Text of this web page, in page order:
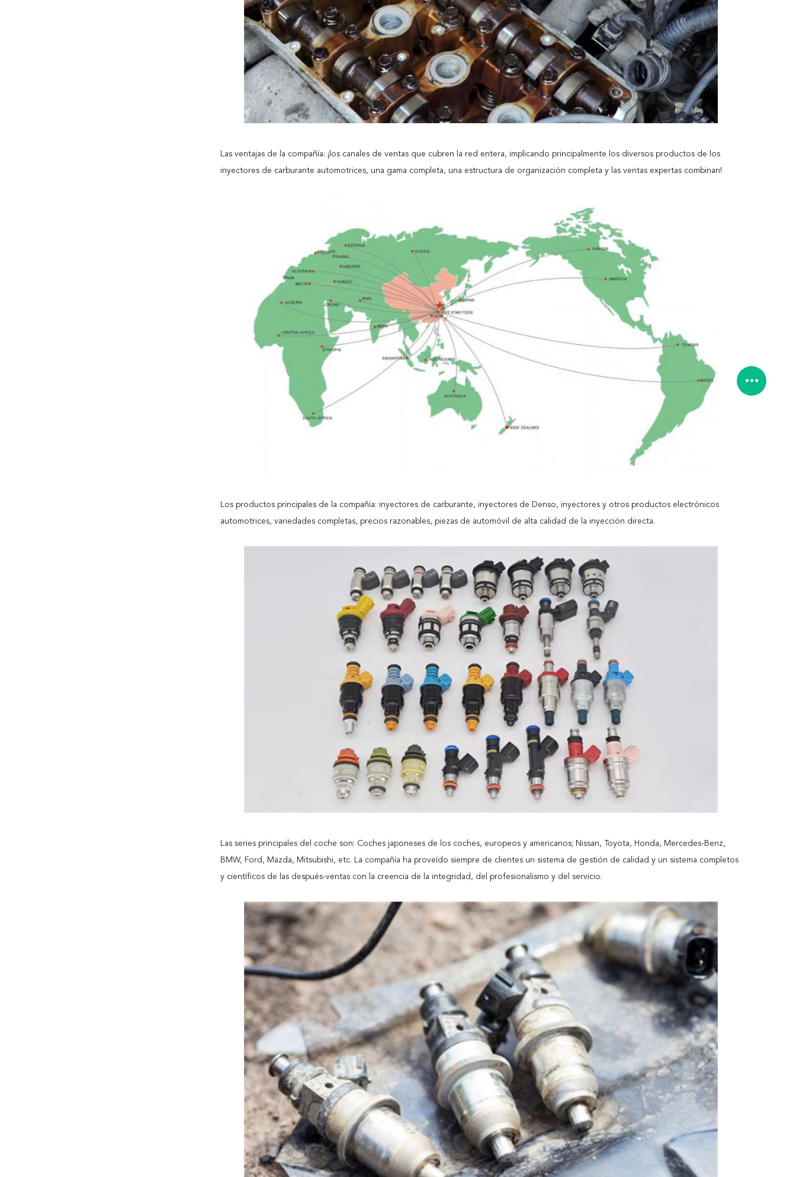
Deja un mensaje
¡Te llamaremos pronto!
Las ventajas de la compañía: ¡los canales de ventas que cubren la red entera, implicando principalmente los diversos productos de los
inyectores de carburante automotrices, una gama completa, una estructura de organización completa y las ventas expertas combinan!
Los productos principales de la compañía: inyectores de carburante, inyectores de Denso, inyectores y otros productos electrónicos
automotrices, variedades completas, precios razonables, piezas de automóvil de alta calidad de la inyección directa.
Las series principales del coche son: Coches japoneses de los coches, europeos y americanos; Nissan, Toyota, Honda, Mercedes-Benz,
BMW, Ford, Mazda, Mitsubishi, etc. La compañía ha proveído siempre de clientes un sistema de gestión de calidad y un sistema completos
y científicos de las después-ventas con la creencia de la integridad, del profesionalismo y del servicio.